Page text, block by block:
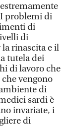
problemi di
di
di
la rinascita e il
tutela dei
di lavoro che
vengono
di
sardi è
invariate, i
di